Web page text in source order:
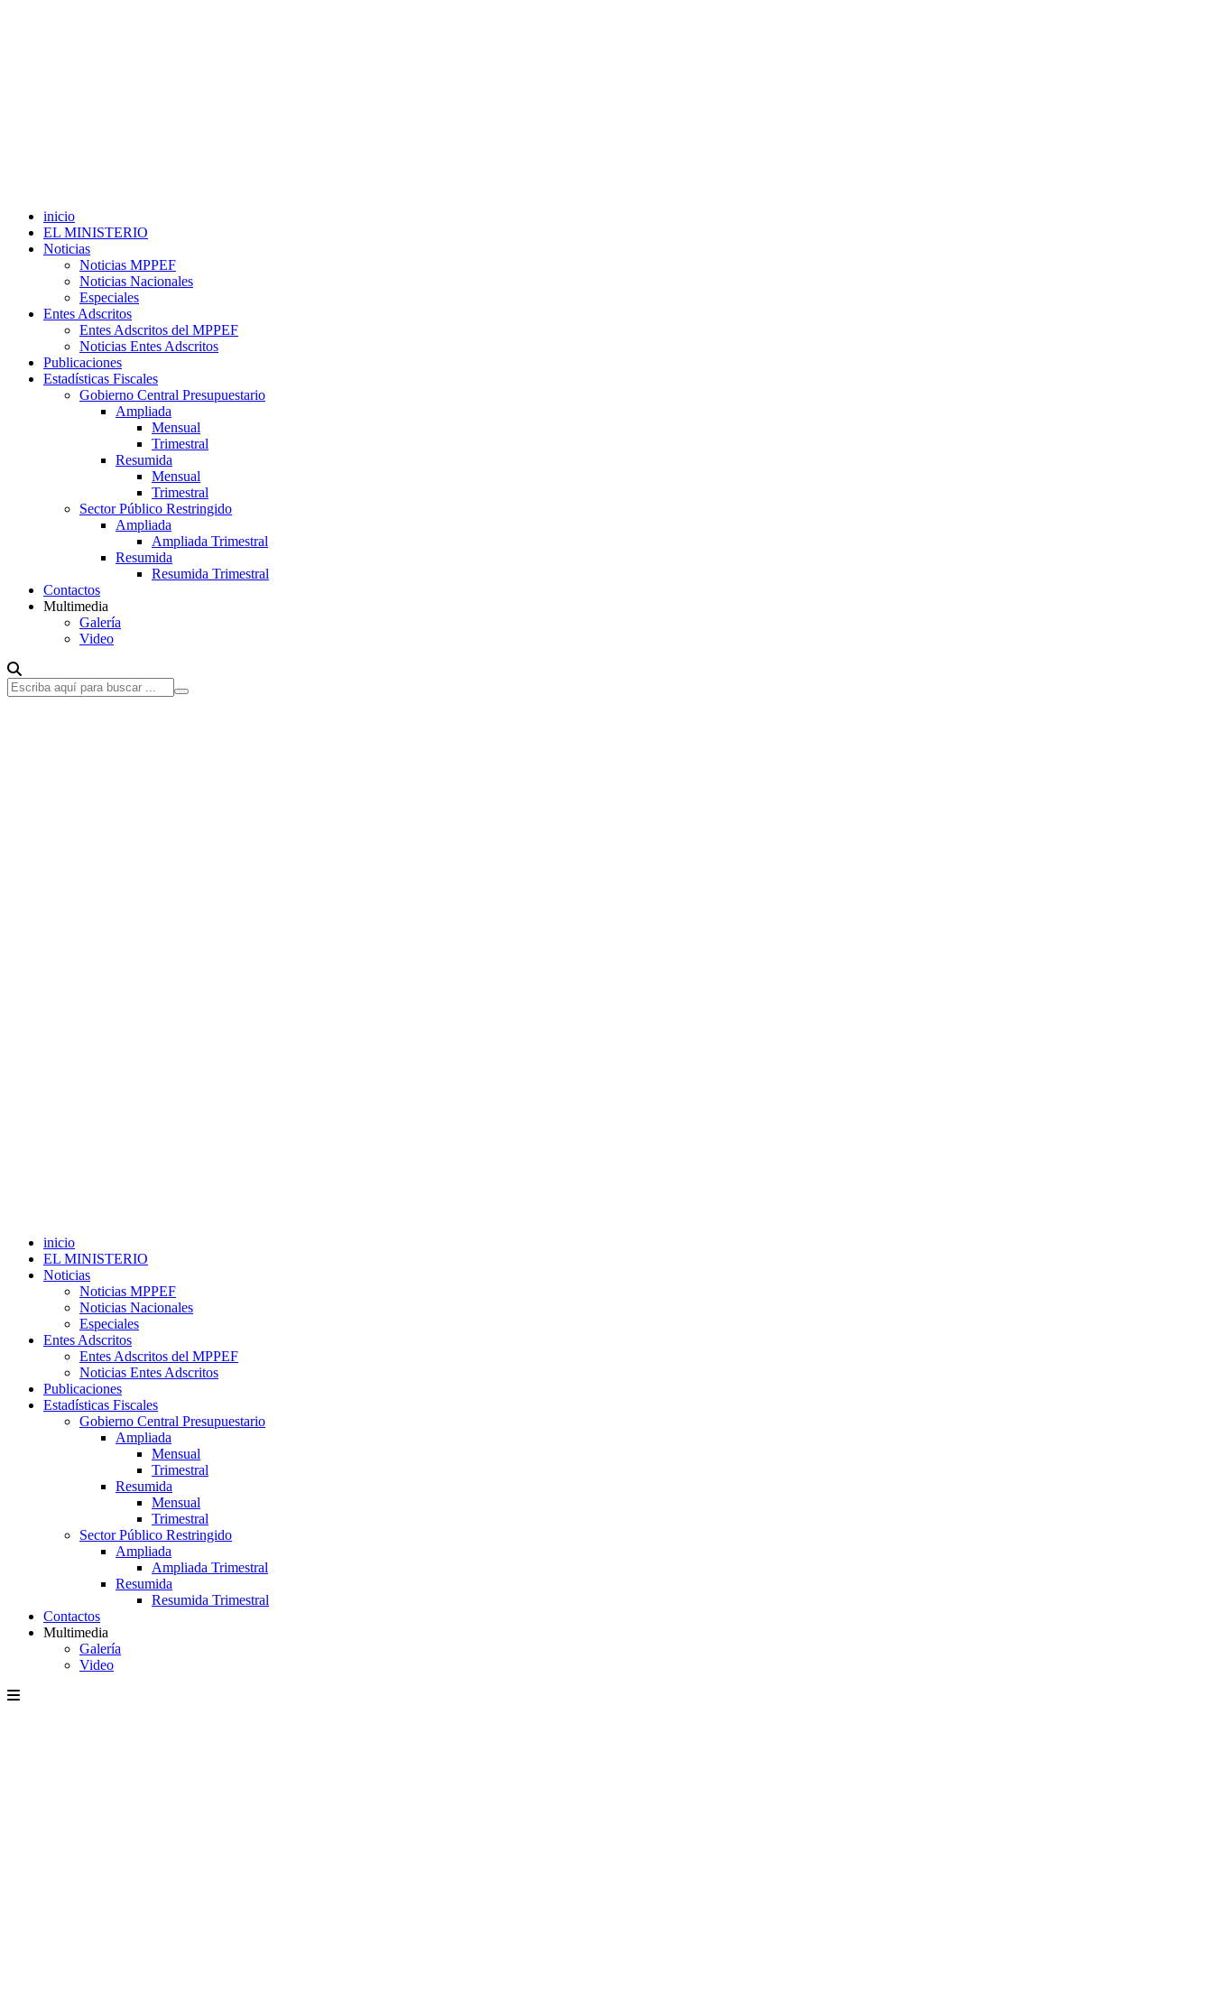
inicio
EL MINISTERIO
Noticias
Noticias MPPEF
Noticias Nacionales
Especiales
Entes Adscritos
Entes Adscritos del MPPEF
Noticias Entes Adscritos
Publicaciones
Estadísticas Fiscales
Gobierno Central Presupuestario
Ampliada
Mensual
Trimestral
Resumida
Mensual
Trimestral
Sector Público Restringido
Ampliada
Ampliada Trimestral
Resumida
Resumida Trimestral
Contactos
Multimedia
Galería
Video
inicio
EL MINISTERIO
Noticias
Noticias MPPEF
Noticias Nacionales
Especiales
Entes Adscritos
Entes Adscritos del MPPEF
Noticias Entes Adscritos
Publicaciones
Estadísticas Fiscales
Gobierno Central Presupuestario
Ampliada
Mensual
Trimestral
Resumida
Mensual
Trimestral
Sector Público Restringido
Ampliada
Ampliada Trimestral
Resumida
Resumida Trimestral
Contactos
Multimedia
Galería
Video